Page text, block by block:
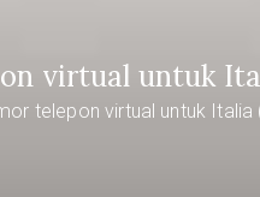
virtual untuk
telepon virtual untuk Italia